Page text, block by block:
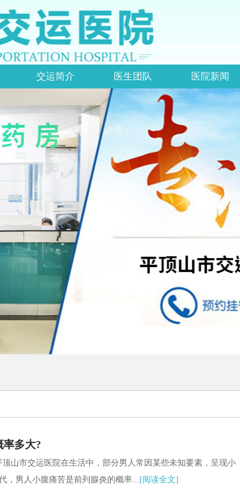
交运简介 医生团队 医院新闻
多大?
山市交运医院在生活中，部分男人常因某些未知要素，呈现小
，男人小腹痛苦是前列腺炎的概率... [阅读全文]